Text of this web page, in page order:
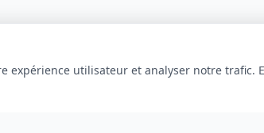
expérience utilisateur et analyser notre trafic.